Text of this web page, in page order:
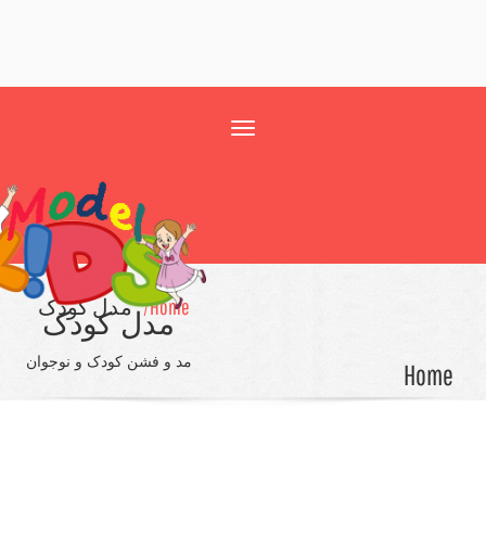
مدل کودک
مد و فشن کودک و نوجوان
مدل کودک